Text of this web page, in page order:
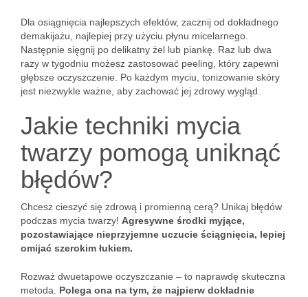
Dla osiągnięcia najlepszych efektów, zacznij od dokładnego
demakijażu, najlepiej przy użyciu płynu micelarnego.
Następnie sięgnij po delikatny żel lub piankę. Raz lub dwa
razy w tygodniu możesz zastosować peeling, który zapewni
głębsze oczyszczenie. Po każdym myciu, tonizowanie skóry
jest niezwykle ważne, aby zachować jej zdrowy wygląd.
Jakie techniki mycia
twarzy pomogą uniknąć
błędów?
Chcesz cieszyć się zdrową i promienną cerą? Unikaj błędów
podczas mycia twarzy! Agresywne środki myjące,
pozostawiające nieprzyjemne uczucie ściągnięcia, lepiej
omijać szerokim łukiem.
Rozważ dwuetapowe oczyszczanie – to naprawdę skuteczna
metoda. Polega ona na tym, że najpierw dokładnie